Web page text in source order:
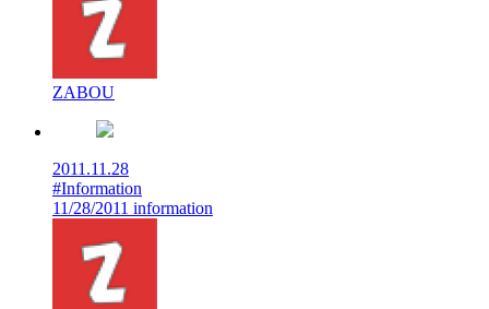
ZABOU
2011.11.28
#Information
11/28/2011 information